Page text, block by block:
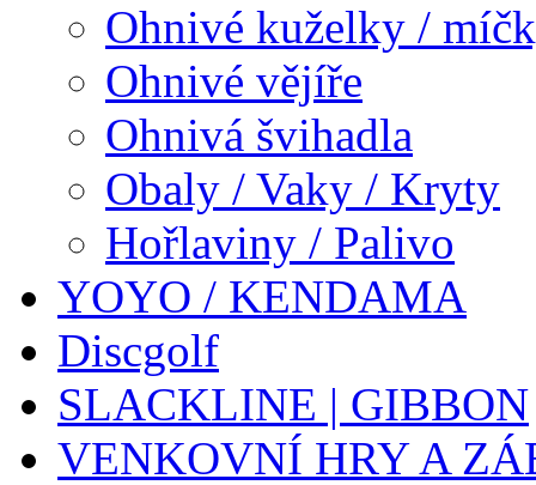
Ohnivé kuželky /
Ohnivé vějíře
Ohnivá švihadla
Obaly / Vaky / Kryty
Hořlaviny / Palivo
YOYO / KENDAMA
Discgolf
SLACKLINE | GIBBON
VENKOVNÍ HRY A